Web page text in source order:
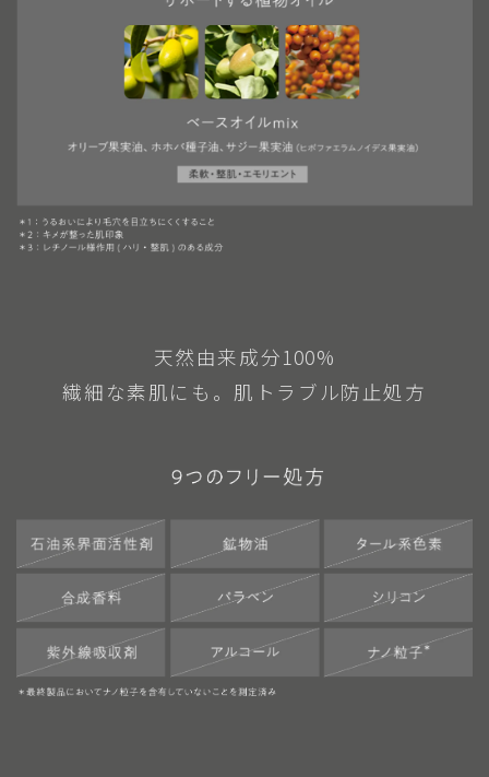
天然由来成分100%
繊細な素肌にも。肌トラブル防止処方